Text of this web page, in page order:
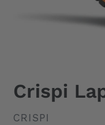
Crispi
DISTRIBUTEUR
CRISPI